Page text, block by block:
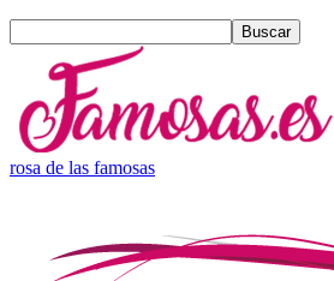
rosa de las famosas